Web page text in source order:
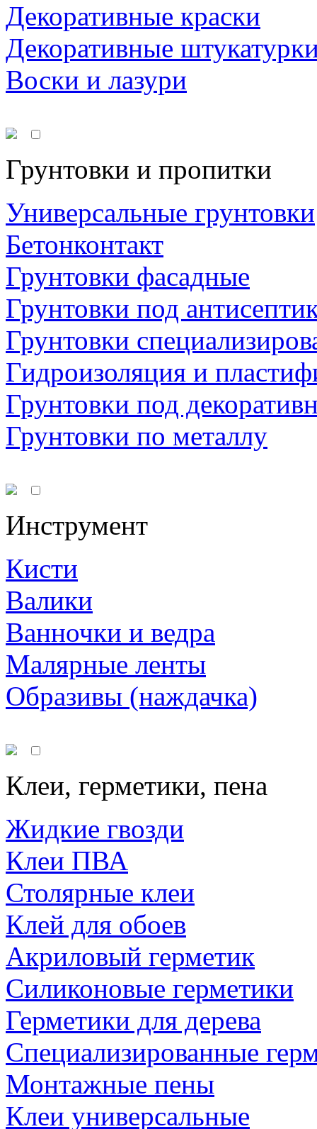
Декоративные краски
Декоративные
Воски и лазури
Грунтовки и пропитки
Универсальные грунтовки
Бетонконтакт
Грунтовки фасадные
Грунтовки под
Грунтовки
Гидроизоляция и
Грунтовки под
Грунтовки по металлу
Инструмент
Кисти
Валики
Ванночки и ведра
Малярные ленты
Образивы (наждачка)
Клеи, герметики, пена
Жидкие гвозди
Клеи ПВА
Столярные клеи
Клей для обоев
Акриловый герметик
Силиконовые герметики
Герметики для дерева
Специализированные
Монтажные пены
Клеи универсальные